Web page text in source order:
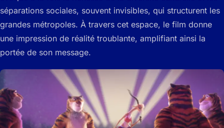
séparations sociales, souvent invisibles, qui structurent les
grandes métropoles. À travers cet espace, le film donne
une impression de réalité troublante, amplifiant ainsi la
portée de son message.